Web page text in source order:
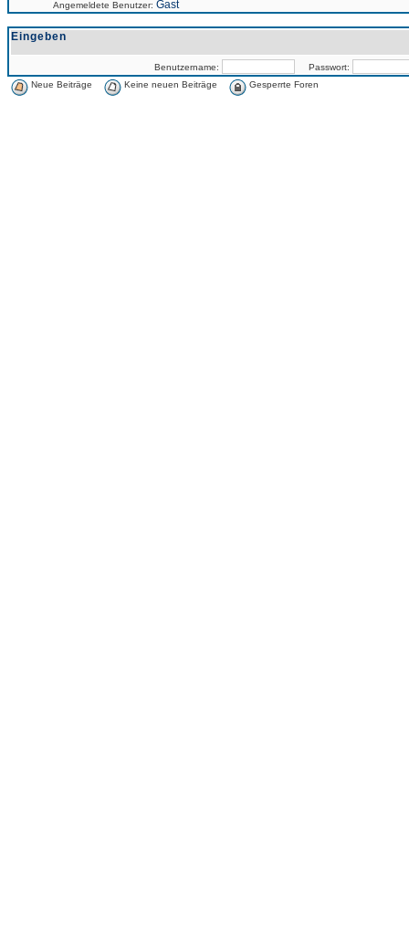
Angemeldete Benutzer: Gast
Eingeben
Benutzername:
Passwort:
Neue Beiträge
Keine neuen Beiträge Gesperrte Foren